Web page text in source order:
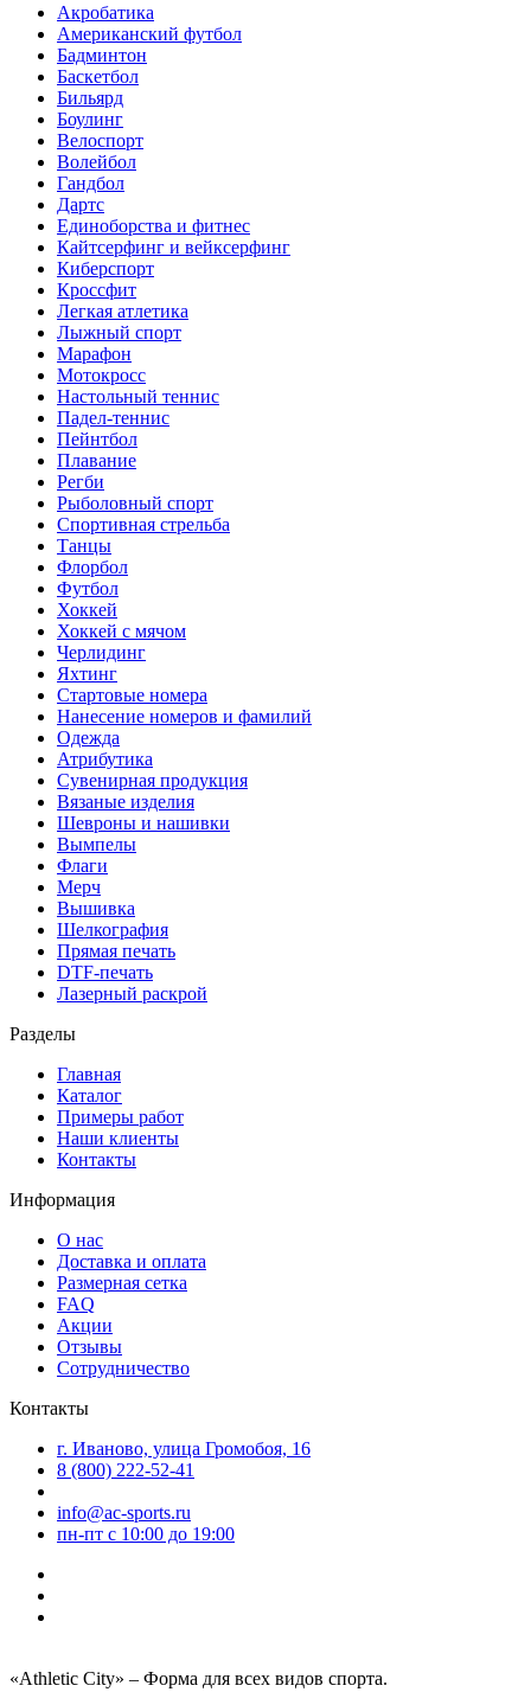
Акробатика
Американский футбол
Бадминтон
Баскетбол
Бильярд
Боулинг
Велоспорт
Волейбол
Гандбол
Дартс
Единоборства и фитнес
Кайтсерфинг и вейксерфинг
Киберспорт
Кроссфит
Легкая атлетика
Лыжный спорт
Марафон
Мотокросс
Настольный теннис
Падел-теннис
Пейнтбол
Плавание
Регби
Рыболовный спорт
Спортивная стрельба
Танцы
Флорбол
Футбол
Хоккей
Хоккей с мячом
Черлидинг
Яхтинг
Стартовые номера
Нанесение номеров и фамилий
Одежда
Атрибутика
Сувенирная продукция
Вязаные изделия
Шевроны и нашивки
Вымпелы
Флаги
Мерч
Вышивка
Шелкография
Прямая печать
DTF-печать
Лазерный раскрой
Разделы
Главная
Каталог
Примеры работ
Наши клиенты
Контакты
Информация
О нас
Доставка и оплата
Размерная сетка
FAQ
Акции
Отзывы
Сотрудничество
Контакты
г. Иваново, улица Громобоя, 16
8 (800) 222-52-41
info@ac-sports.ru
пн-пт c 10:00 до 19:00
«Athletic City» – Форма для всех видов спорта.